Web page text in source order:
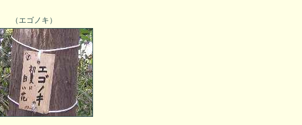
（エゴノキ）